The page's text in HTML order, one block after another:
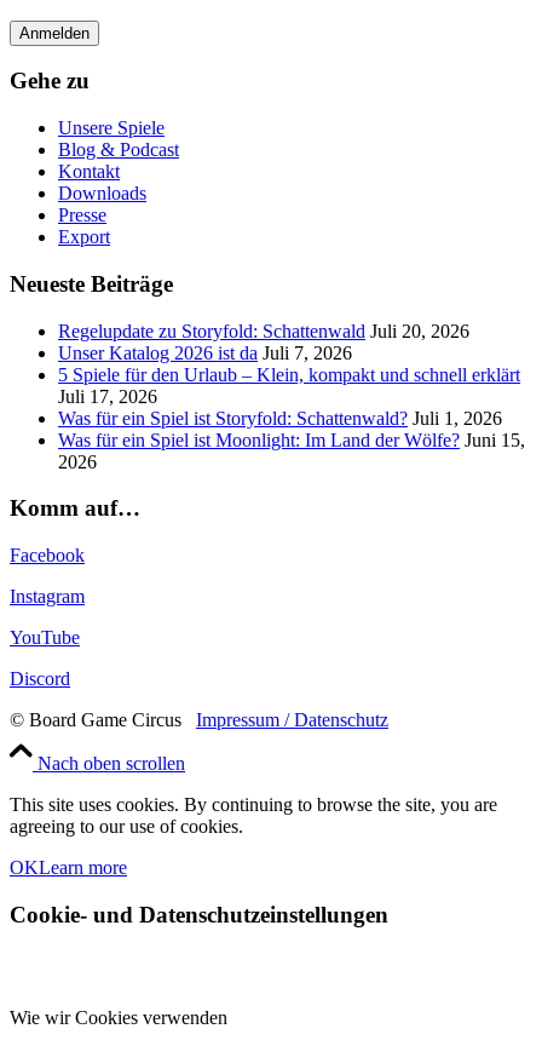
Gehe zu
Unsere Spiele
Blog & Podcast
Kontakt
Downloads
Presse
Export
Neueste Beiträge
Regelupdate zu Storyfold: Schattenwald Juli 20, 2026
Unser Katalog 2026 ist da Juli 7, 2026
5 Spiele für den Urlaub – Klein, kompakt und schnell erklärt
Juli 17, 2026
Was für ein Spiel ist Storyfold: Schattenwald? Juli 1, 2026
Was für ein Spiel ist Moonlight: Im Land der Wölfe? Juni 15,
2026
Komm auf…
Facebook
Instagram
YouTube
Discord
© Board Game Circus Impressum / Datenschutz
Nach oben scrollen
This site uses cookies. By continuing to browse the site, you are
agreeing to our use of cookies.
OKLearn more
Cookie- und Datenschutzeinstellungen
Wie wir Cookies verwenden